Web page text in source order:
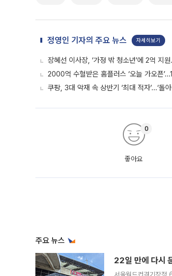
정영인 기자의 주요 뉴스 자세히보기
장혜선 이사장, ‘가정 밖 청소년’에 2억 지
2000억 수혈받은 홈플러스 ‘오늘 가오픈
쿠팡, 3대 악재 속 상반기 ‘최대 적자’...‘돌
좋아요
0
주요 뉴스
22일 만에 다시